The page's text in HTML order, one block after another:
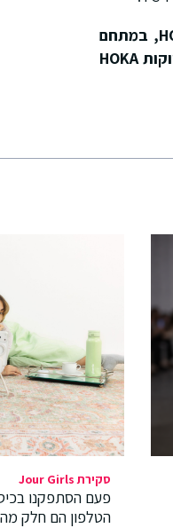
ניתן להשיג דגמים אלו בחנויות הקונספט של HOKA – אצל ניו ראן היבואן הרשמי של HOKA, במתחם
, ברשת WeShoes ובמגוון חנויות המשווקות HOKA
סקירת Jour Girls
פעם הסתפקנו
הטלפון הם חלק